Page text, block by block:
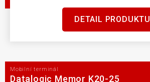
DETAIL PRODUKTU
Mobilní terminál
Datalogic Memor K20-25